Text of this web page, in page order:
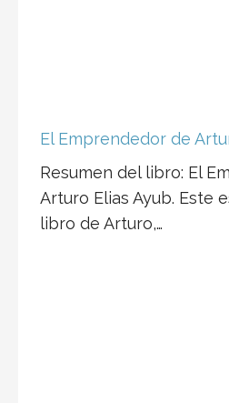
El Emprendedor de
Resumen del libro: El
Arturo Elias Ayub. Este
libro de Arturo,…